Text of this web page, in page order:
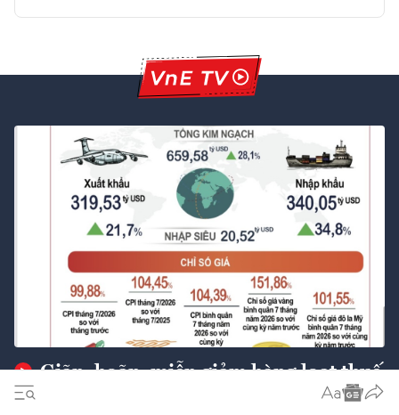
Giãn, hoãn, miễn giảm hàng loạt thuế
phí hỗ trợ người dân và doanh nghiệp